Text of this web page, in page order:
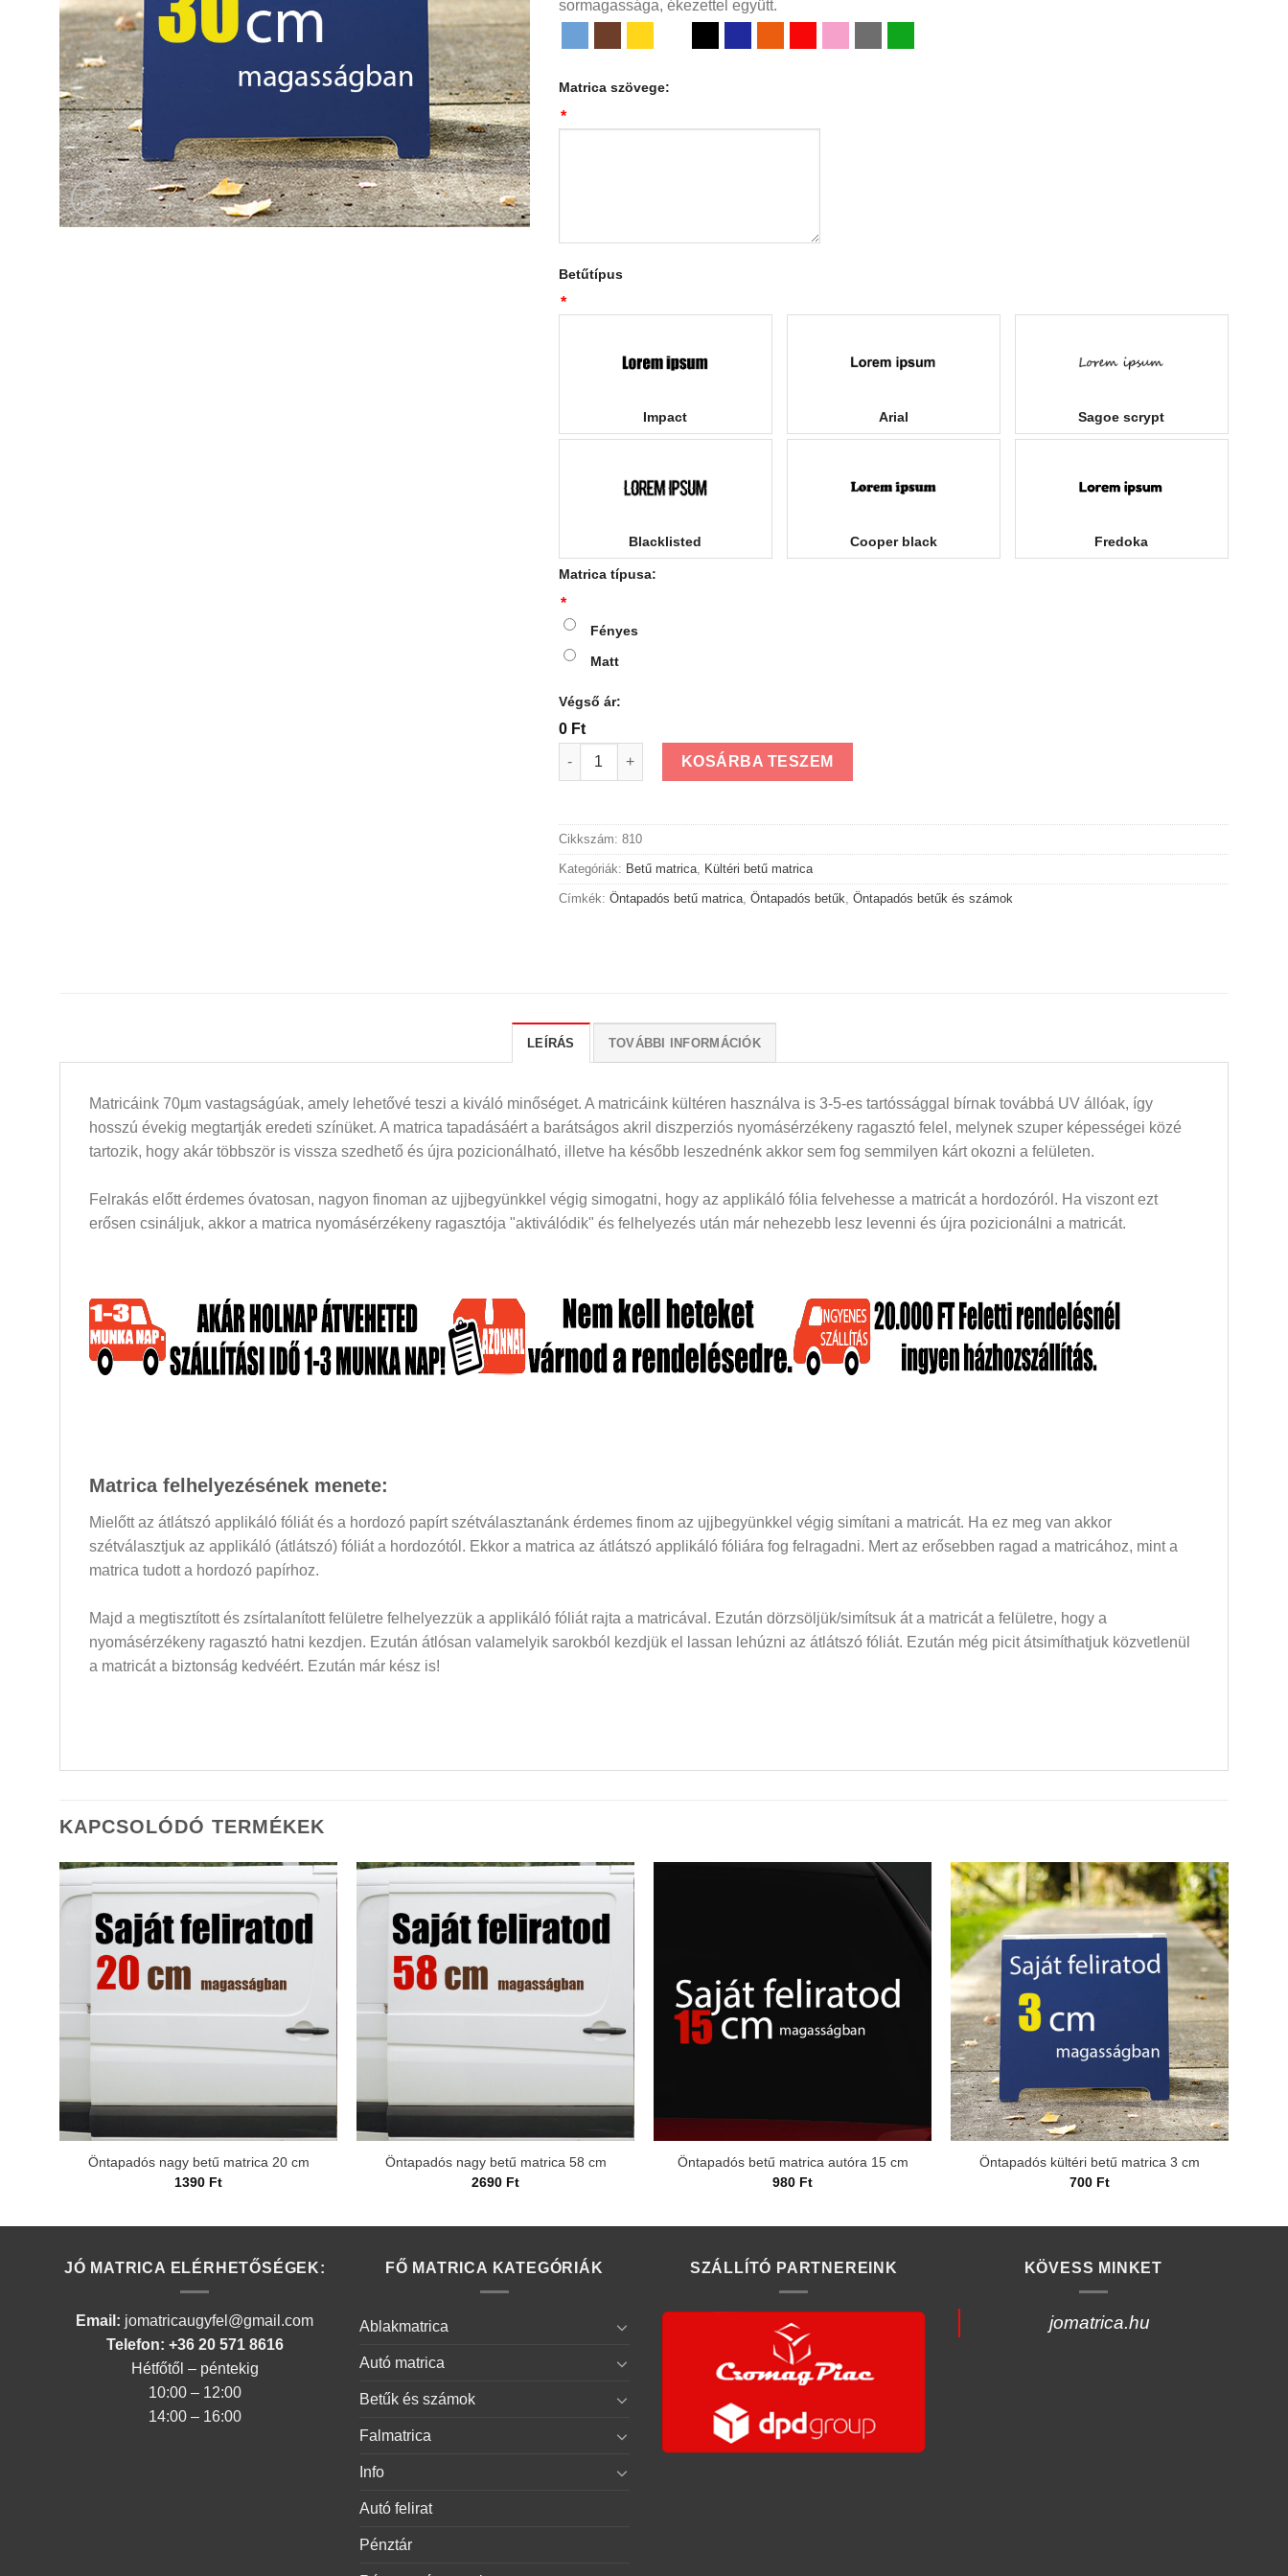
sormagassága, ékezettel együtt.
Matrica szövege:
*
Betűtípus
*
Impact Arial Sagoe scrypt
Blacklisted Cooper black Fredoka
Matrica típusa:
*
Fényes
Matt
Végső ár:
0 Ft
Öntapadós kültéri betű matrica 30 cm mennyiség
KOSÁRBA TESZEM
Cikkszám: 810
Kategóriák: Betű matrica, Kültéri betű matrica
Címkék: Öntapadós betű matrica, Öntapadós betűk Öntapadós betűk és számok
LEÍRÁS TOVÁBBI INFORMÁCIÓK
Matricáink 70µm vastagságúak, amely lehetővé teszi a kiváló minőséget. A matricáink kültéren használva is 3-5-es tartóssággal bírnak továbbá UV állóak, így
hosszú évekig megtartják eredeti színüket. A matrica tapadásáért a barátságos akril diszperziós nyomásérzékeny ragasztó felel, melynek szuper képességei közé
tartozik, hogy akár többször is vissza szedhető és újra pozicionálható, illetve ha később leszednénk akkor sem fog semmilyen kárt okozni a felületen.
Felrakás előtt érdemes óvatosan, nagyon finoman az ujjbegyünkkel végig simogatni, hogy az applikáló fólia felvehesse a matricát a hordozóról. Ha viszont ezt
erősen csináljuk, akkor a matrica nyomásérzékeny ragasztója "aktiválódik" és felhelyezés után már nehezebb lesz levenni és újra pozicionálni a matricát.
Matrica felhelyezésének menete:
Mielőtt az átlátszó applikáló fóliát és a hordozó papírt szétválasztanánk érdemes finom az ujjbegyünkkel végig simítani a matricát. Ha ez meg van akkor
szétválasztjuk az applikáló (átlátszó) fóliát a hordozótól. Ekkor a matrica az átlátszó applikáló fóliára fog felragadni. Mert az erősebben ragad a matricához, mint a
matrica tudott a hordozó papírhoz.
Majd a megtisztított és zsírtalanított felületre felhelyezzük a applikáló fóliát rajta a matricával. Ezután dörzsöljük/simítsuk át a matricát a felületre, hogy a
nyomásérzékeny ragasztó hatni kezdjen. Ezután átlósan valamelyik sarokból kezdjük el lassan lehúzni az átlátszó fóliát. Ezután még picit átsimíthatjuk közvetlenül
a matricát a biztonság kedvéért. Ezután már kész is!
KAPCSOLÓDÓ TERMÉKEK
Öntapadós nagy betű matrica 20 cm
1390 Ft
Öntapadós nagy betű matrica 58 cm
2690 Ft
Öntapadós betű matrica autóra 15 cm
980 Ft
Öntapadós kültéri betű matrica 3 cm
700 Ft
JÓ MATRICA ELÉRHETŐSÉGEK:
Email: jomatricaugyfel@gmail.com
Telefon: +36 20 571 8616
Hétfőtől – péntekig
10:00 – 12:00
14:00 – 16:00
FŐ MATRICA KATEGÓRIÁK
Ablakmatrica
Autó matrica
Betűk és számok
Falmatrica
Info
Autó felirat
Pénztár
SZÁLLÍTÓ PARTNEREINK KÖVESS MINKET
jomatrica.hu